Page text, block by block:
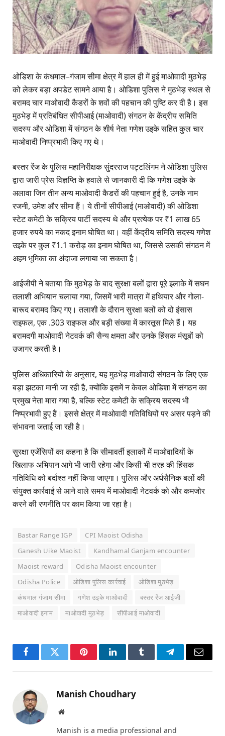
ओडिशा के कंधमाल–गंजाम सीमा क्षेत्र में हाल ही में हुई माओवादी मुठभेड़
को लेकर बड़ा अपडेट सामने आया है। ओडिशा पुलिस ने मुठभेड़ स्थल से
बरामद चार माओवादी कैडरों के शवों की पहचान की पुष्टि कर दी है। इस
मुठभेड़ में प्रतिबंधित सीपीआई (माओवादी) संगठन के केंद्रीय समिति
सदस्य और ओडिशा में संगठन के शीर्ष नेता गणेश उइके सहित कुल चार
माओवादी निष्प्रभावी किए गए थे।
बस्तर रेंज के पुलिस महानिरीक्षक सुंदरराज पट्टलिंगम ने ओडिशा पुलिस
द्वारा जारी प्रेस विज्ञप्ति के हवाले से जानकारी दी कि गणेश उइके के
अलावा जिन तीन अन्य माओवादी कैडरों की पहचान हुई है, उनके नाम
रजनी, उमेश और सीमा हैं। ये तीनों सीपीआई (माओवादी) की ओडिशा
स्टेट कमेटी के सक्रिय पार्टी सदस्य थे और प्रत्येक पर ₹1 लाख 65
हजार रुपये का नकद इनाम घोषित था। वहीं केंद्रीय समिति सदस्य गणेश
उइके पर कुल ₹1.1 करोड़ का इनाम घोषित था, जिससे उसकी संगठन में
अहम भूमिका का अंदाजा लगाया जा सकता है।
आईजीपी ने बताया कि मुठभेड़ के बाद सुरक्षा बलों द्वारा पूरे इलाके में सघन
तलाशी अभियान चलाया गया, जिसमें भारी मात्रा में हथियार और गोला-
बारूद बरामद किए गए। तलाशी के दौरान सुरक्षा बलों को दो इंसास
राइफल, एक .303 राइफल और बड़ी संख्या में कारतूस मिले हैं। यह
बरामदगी माओवादी नेटवर्क की सैन्य क्षमता और उनके हिंसक मंसूबों को
उजागर करती है।
पुलिस अधिकारियों के अनुसार, यह मुठभेड़ माओवादी संगठन के लिए एक
बड़ा झटका मानी जा रही है, क्योंकि इसमें न केवल ओडिशा में संगठन का
प्रमुख नेता मारा गया है, बल्कि स्टेट कमेटी के सक्रिय सदस्य भी
निष्प्रभावी हुए हैं। इससे क्षेत्र में माओवादी गतिविधियों पर असर पड़ने की
संभावना जताई जा रही है।
सुरक्षा एजेंसियों का कहना है कि सीमावर्ती इलाकों में माओवादियों के
खिलाफ अभियान आगे भी जारी रहेगा और किसी भी तरह की हिंसक
गतिविधि को बर्दाश्त नहीं किया जाएगा। पुलिस और अर्धसैनिक बलों की
संयुक्त कार्रवाई से आने वाले समय में माओवादी नेटवर्क को और कमजोर
करने की रणनीति पर काम किया जा रहा है।
Bastar Range IGP
CPI Maoist Odisha
Ganesh Uike Maoist
Kandhamal Ganjam encounter
Maoist reward
Odisha Maoist encounter
Odisha Police
ओडिशा पुलिस कार्रवाई
ओडिशा मुठभेड़
कंधमाल गंजाम सीमा
गणेश उइके माओवादी
बस्तर रेंज आईजी
माओवादी इनाम
माओवादी मुठभेड़ सीपीआई माओवादी
FacebookTwitter PinterestLinkedInTumblr TelegramEmail
Manish Choudhary
Website
Manish is a media professional and